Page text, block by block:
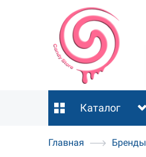
Каталог
Главная Бренды